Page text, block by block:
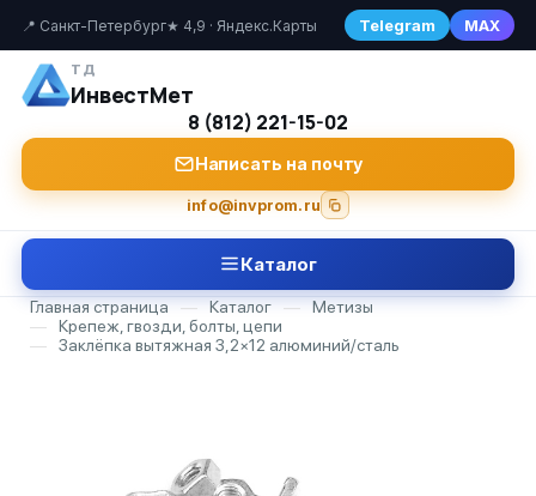
📍 Санкт-Петербург★ 4,9 · Яндекс.Карты Telegram MAX
ТД
ИнвестМет
8 (812) 221-15-02
Написать на почту
info@invprom.ru
Каталог
Главная страница — Каталог —
Метизы
—
Крепеж, гвозди, болты, цепи
—
Заклёпка вытяжная 3,2×12 алюминий/сталь